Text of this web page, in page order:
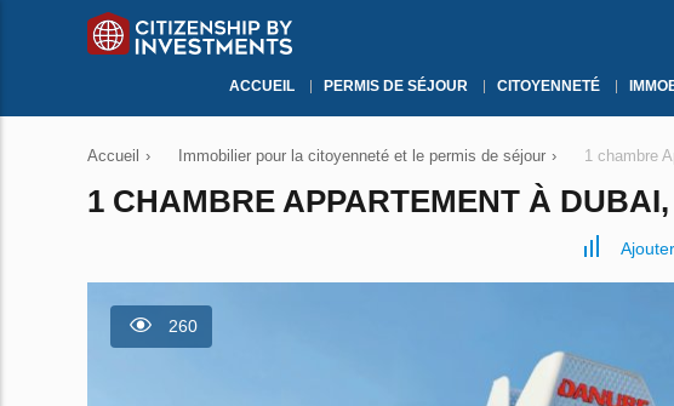
ACCUEIL PERMIS DE SÉJOUR CITOYENNETÉ
Accueil › Immobilier pour la citoyenneté et le permis de séjour › 1 chambre
1 CHAMBRE APPARTEMENT À
260